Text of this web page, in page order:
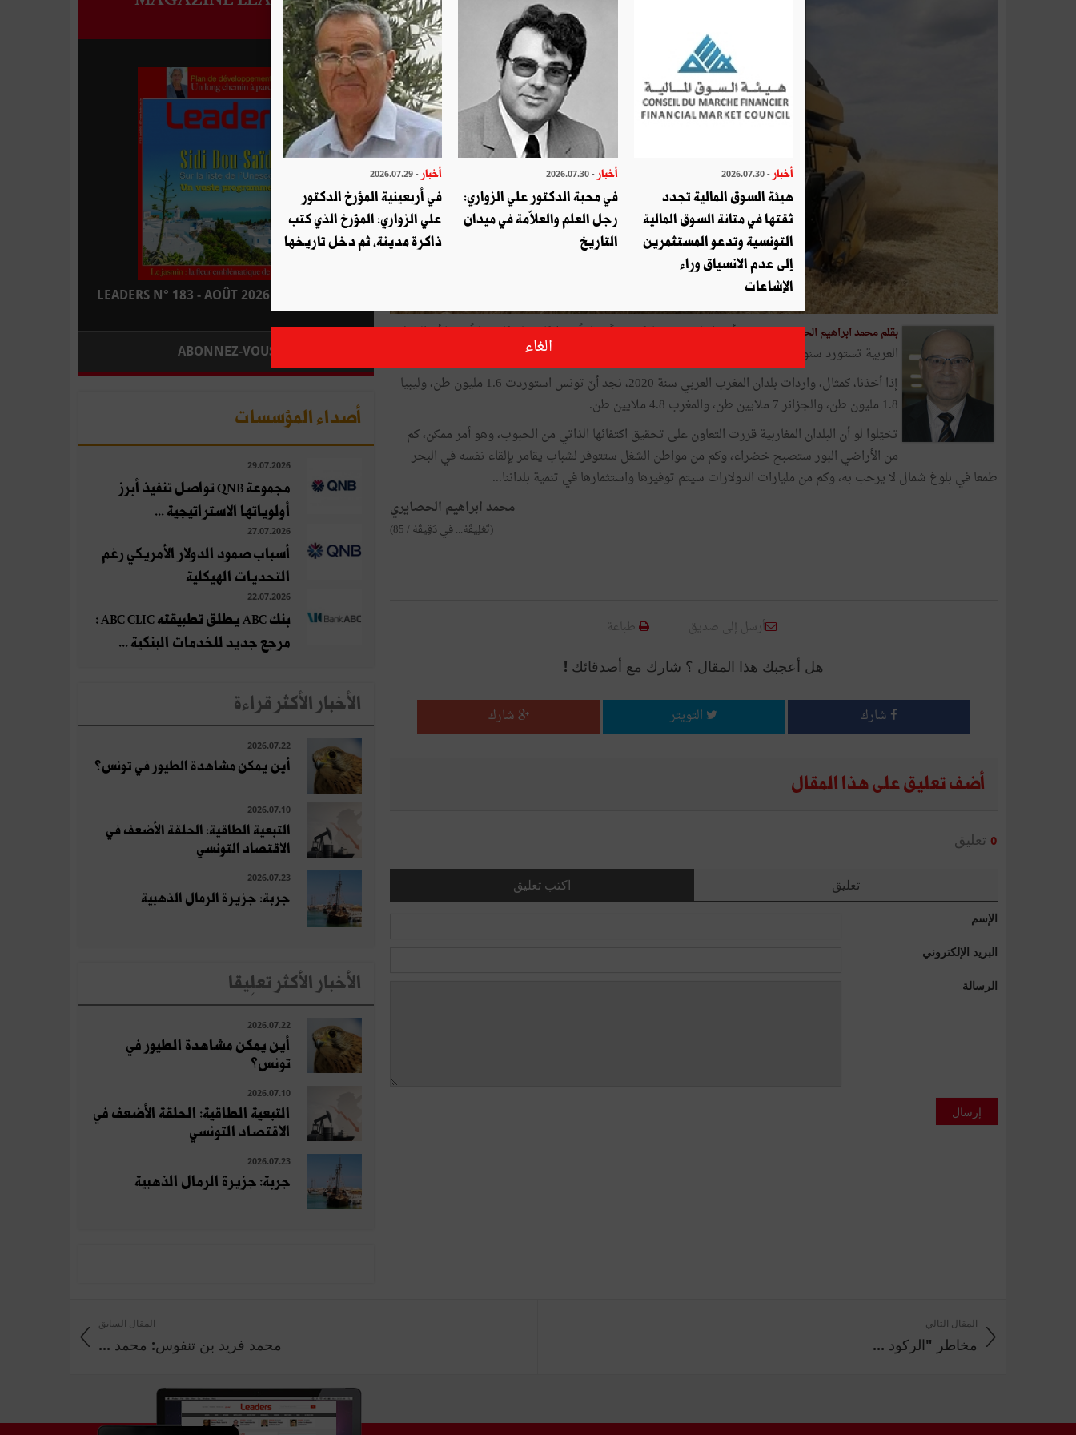
بقلم محمد ابراهيم الحصايري -حرب أوكرانيا عرّت حقائقَ كثيرةً مؤلمةً، وطنيًّا وإقليميًّا ودوليّاً، منها أنّ الدول
العربية تستورد سنويًّا نحو ستين بالمائة من احتياجاتها من الحبوب.
إذا أخذنا، كمثال، واردات بلدان المغرب العربي سنة 2020، نجد أنّ تونس استوردت 1.6 مليون طن، وليبيا
1.8 مليون طن، والجزائر 7 ملايين طن، والمغرب 4.8 ملايين طن.
تخيّلوا لو أن البلدان المغاربية قررت التعاون على تحقيق اكتفائها الذاتي من الحبوب، وهو أمر ممكن، كم
من الأراضي البور ستصبح خضراء، وكم من مواطن الشغل ستتوفر لشباب يقامر بإلقاء نفسه في البحر
طمعا في بلوغ شمال لا يرحب به، وكم من مليارات الدولارات سيتم توفيرها واستثمارها في تنمية بلداننا...
محمد ابراهيم الحصايري
(تَعْلِيقَهْ... في دَقِيقَهْ / 85)
أرسل إلى صديق طباعة
هل أعجبك هذا المقال ؟ شارك مع أصدقائك !
شارك التويتر شارك
أضف تعليق على هذا المقال
0 تعليق
اكتب تعليق تعليق
الإسم
البريد الإلكتروني
الرسالة
إرسال
LEADERS N° 183 - AOÛT 2026 : EN KIOSQUE
ABONNEZ-VOUS
أصداء المؤسسات
29.07.2026
مجموعة QNB تواصل تنفيذ أبرز
أولوياتها الاستراتيجية ...
27.07.2026
أسباب صمود الدولار الأمريكي رغم
التحديات الهيكلية
22.07.2026
بنك ABC يطلق تطبيقته ABC CLIC :
مرجع جديد للخدمات البنكية ...
الأخبار الأكثر قراءة
2026.07.22
أين يمكن مشاهدة الطيور في تونس؟
2026.07.10
التبعية الطاقية: الحلقة الأضعف في
الاقتصاد التونسي
2026.07.23
جربة: جزيرة الرمال الذهبية
الأخبار الأكثر تعلِيقا
2026.07.22
أين يمكن مشاهدة الطيور في
تونس؟
2026.07.10
التبعية الطاقية: الحلقة الأضعف في
الاقتصاد التونسي
2026.07.23
جربة: جزيرة الرمال الذهبية
المقال السابق
محمد فريد بن تنفوس: محمد ...
المقال التالي
مخاطر "الركود ...
أخبار - 2026.07.30
هيئة السوق المالية تجدد
ثقتها في متانة السوق المالية
التونسية وتدعو المستثمرين
إلى عدم الانسياق وراء
الإشاعات
أخبار - 2026.07.30
في محبة الدكتور علي الزواري:
رجل العلم والعلاّمة في ميدان
التاريخ
أخبار - 2026.07.29
في أربعينية المؤرخ الدكتور
علي الزواري: المؤرخ الذي كتب
ذاكرة مدينة، ثم دخل تاريخها
الغاء